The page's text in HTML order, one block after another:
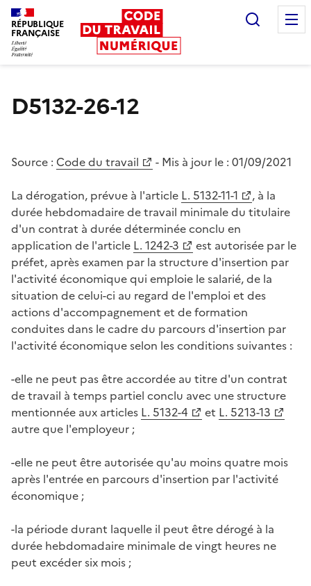
RÉPUBLIQUE
FRANÇAISE
D5132-26-12
Source : Code du travail - Mis à jour le : 01/09/2021
La dérogation, prévue à l'article L. 5132-11-1
, à la
durée hebdomadaire de travail minimale du titulaire
d'un contrat à durée déterminée conclu en
application de l'article L. 1242-3
est autorisée par le
préfet, après examen par la structure d'insertion par
l'activité économique qui emploie le salarié, de la
situation de celui-ci au regard de l'emploi et des
actions d'accompagnement et de formation
conduites dans le cadre du parcours d'insertion par
l'activité économique selon les conditions suivantes :
-elle ne peut pas être accordée au titre d'un contrat
de travail à temps partiel conclu avec une structure
mentionnée aux articles L. 5132-4 et L. 5213-13
autre que l'employeur ;
-elle ne peut être autorisée qu'au moins quatre mois
après l'entrée en parcours d'insertion par l'activité
économique ;
-la période durant laquelle il peut être dérogé à la
durée hebdomadaire minimale de vingt heures ne
peut excéder six mois ;